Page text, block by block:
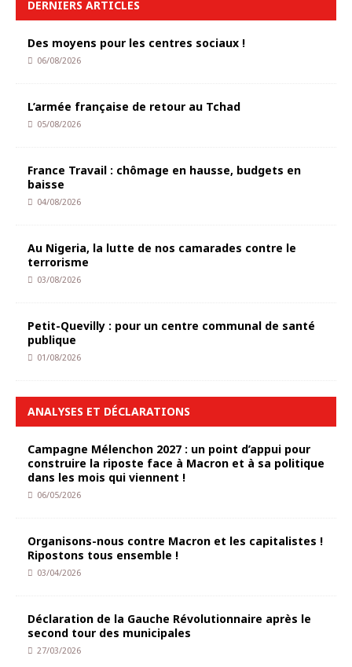
DERNIERS ARTICLES
Des moyens pour les centres sociaux !
06/08/2026
L’armée française de retour au Tchad
05/08/2026
France Travail : chômage en hausse, budgets en
baisse
04/08/2026
Au Nigeria, la lutte de nos camarades contre le
terrorisme
03/08/2026
Petit-Quevilly : pour un centre communal de santé
publique
01/08/2026
ANALYSES ET DÉCLARATIONS
Campagne Mélenchon 2027 : un point d’appui pour
construire la riposte face à Macron et à sa politique
dans les mois qui viennent !
06/05/2026
Organisons-nous contre Macron et les capitalistes !
Ripostons tous ensemble !
03/04/2026
Déclaration de la Gauche Révolutionnaire après le
second tour des municipales
27/03/2026